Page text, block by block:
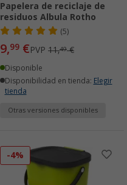
Papelera de reciclaje de
residuos Albula Rotho
(5)
9,99 €PVP 11,49€
Disponible
Disponibilidad en tienda: Elegir
tienda
Otras versiones disponibles
-4%